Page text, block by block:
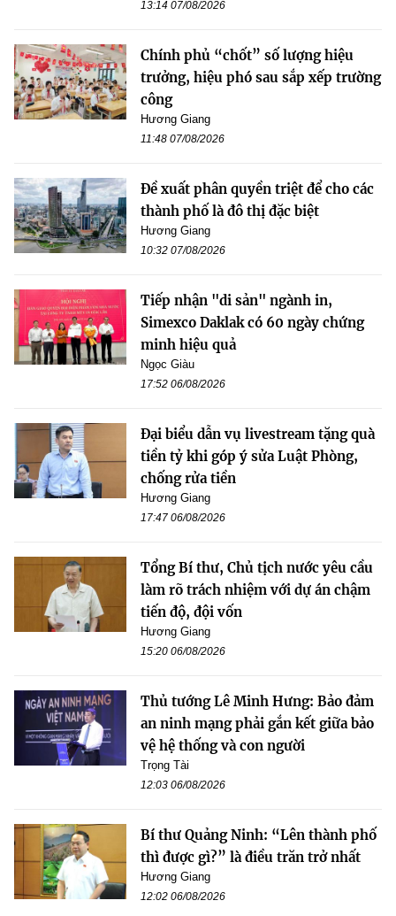
13:14 07/08/2026
Chính phủ “chốt” số lượng hiệu
trưởng, hiệu phó sau sắp xếp trường
công
Hương Giang
11:48 07/08/2026
Đề xuất phân quyền triệt để cho các
thành phố là đô thị đặc biệt
Hương Giang
10:32 07/08/2026
Tiếp nhận "di sản" ngành in,
Simexco Daklak có 60 ngày chứng
minh hiệu quả
Ngọc Giàu
17:52 06/08/2026
Đại biểu dẫn vụ livestream tặng quà
tiền tỷ khi góp ý sửa Luật Phòng,
chống rửa tiền
Hương Giang
17:47 06/08/2026
Tổng Bí thư, Chủ tịch nước yêu cầu
làm rõ trách nhiệm với dự án chậm
tiến độ, đội vốn
Hương Giang
15:20 06/08/2026
Thủ tướng Lê Minh Hưng: Bảo đảm
an ninh mạng phải gắn kết giữa bảo
vệ hệ thống và con người
Trọng Tài
12:03 06/08/2026
Bí thư Quảng Ninh: “Lên thành phố
thì được gì?” là điều trăn trở nhất
Hương Giang
12:02 06/08/2026